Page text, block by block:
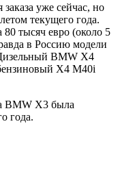
уже сейчас, но
текущего года.
тысяч евро (около 5
в Россию модели
BMW X4
X4 M40i
BMW X3 была
года.